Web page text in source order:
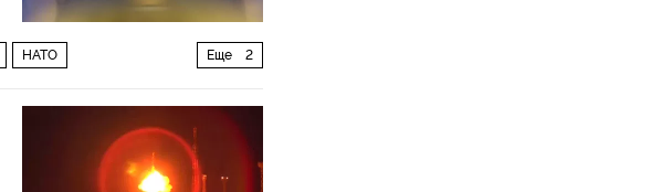
Еще 2
НАТО